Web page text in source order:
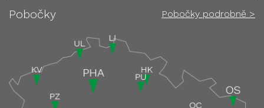
Pobočky Pobočky podrobně >